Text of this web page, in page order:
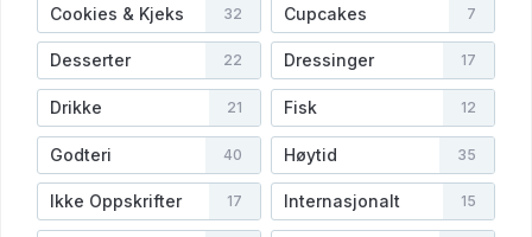
Cookies & Kjeks 32 Cupcakes 7
Desserter 22 Dressinger 17
Drikke 21 Fisk 12
Godteri 40 Høytid 35
Ikke Oppskrifter 17 Internasjonalt 15